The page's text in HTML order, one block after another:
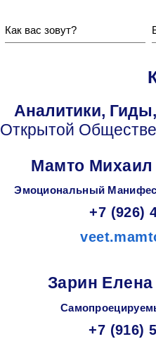
Аналитики,
Открытой
Мамто
Эмоциональный
+7 (926)
Зарин Елена
+7 (916)